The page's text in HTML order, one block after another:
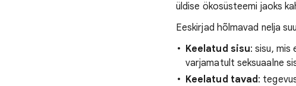
üldise ökosüsteemi jaoks
Eeskirjad hõlmavad nelja
Keelatud sisu: sisu, mis
varjamatult seksuaalne
Keelatud tavad: